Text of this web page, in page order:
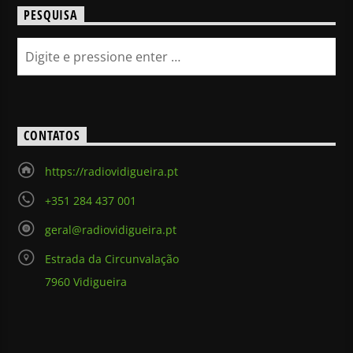
PESQUISA
CONTATOS
https://radiovidigueira.pt
+351 284 437 001
geral@radiovidigueira.pt
Estrada da Circunvalação
7960 Vidigueira